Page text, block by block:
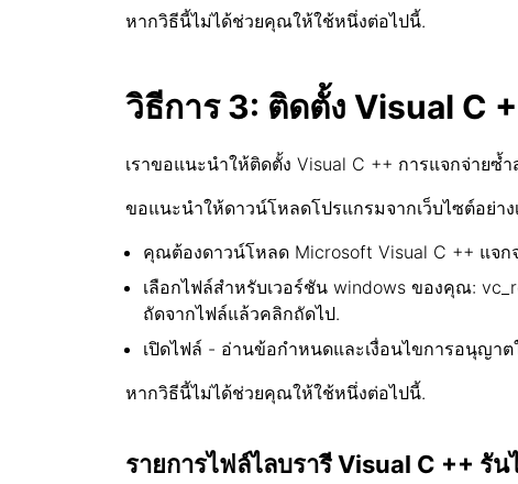
หากวิธีนี้ไม่ได้ช่วยคุณให้ใช้หนึ่งต่อไปนี้.
วิธีการ 3: ติดตั้ง Visual C
เราขอแนะนำให้ติดตั้ง Visual C ++ การแจกจ่าย
ขอแนะนำให้ดาวน์โหลดโปรแกรมจากเว็บไซต์อย่า
คุณต้องดาวน์โหลด Microsoft Visual C ++ แจก
เลือกไฟล์สำหรับเวอร์ชัน windows ของคุณ:
ถัดจากไฟล์แล้วคลิกถัดไป.
เปิดไฟล์ - อ่านข้อกำหนดและเงื่อนไขการอนุญา
หากวิธีนี้ไม่ได้ช่วยคุณให้ใช้หนึ่งต่อไปนี้.
รายการไฟล์ไลบรารี Visual C ++ รั